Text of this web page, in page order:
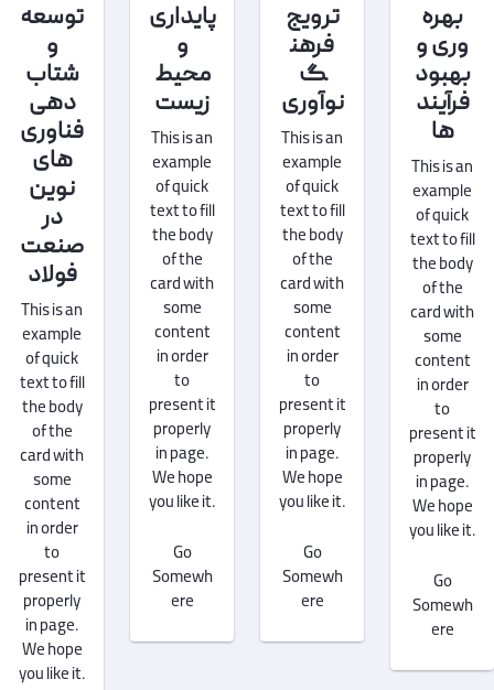
توسعه
و
شتاب
دهی
فناوری
های
نوین
در
صنعت
فولاد
This is an
example
of quick
text to fill
the body
of the
card with
some
content
in order
to
present it
properly
in page.
We hope
you like it.
پایداری
و
محیط
زیست
This is an
example
of quick
text to fill
the body
of the
card with
some
content
in order
to
present it
properly
in page.
We hope
you like it.
Go
Somewh
ere
ترویج
فرهن
گ
نوآوری
This is an
example
of quick
text to fill
the body
of the
card with
some
content
in order
to
present it
properly
in page.
We hope
you like it.
Go
Somewh
ere
بهره
وری و
بهبود
فرآیند
ها
This is an
example
of quick
text to fill
the body
of the
card with
some
content
in order
to
present it
properly
in page.
We hope
you like it.
Go
Somewh
ere